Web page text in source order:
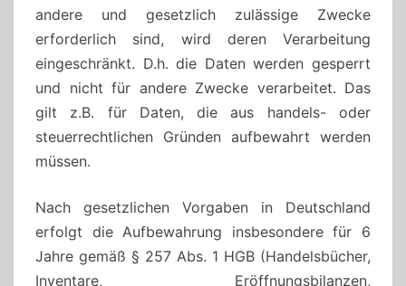
andere und gesetzlich zulässige Zwecke
erforderlich sind, wird deren Verarbeitung
eingeschränkt. D.h. die Daten werden gesperrt
und nicht für andere Zwecke verarbeitet. Das
gilt z.B. für Daten, die aus handels- oder
steuerrechtlichen Gründen aufbewahrt werden
müssen.
Nach gesetzlichen Vorgaben in Deutschland
erfolgt die Aufbewahrung insbesondere für 6
Jahre gemäß § 257 Abs. 1 HGB (Handelsbücher,
Inventare, Eröffnungsbilanzen,